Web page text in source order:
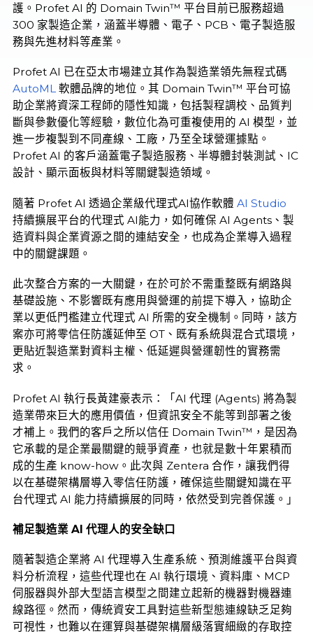
護。Profet AI 的 Domain Twin™ 平台目前已服務超過
300 家製造企業，涵蓋半導體、電子、PCB、電子製造服
務與先進材料等產業。
Profet AI 已在亞太市場建立其作為製造業領先無程式碼
AutoML 軟體品牌的地位。其 Domain Twin™ 平台可協
助企業將資深工程師的隱性知識，包括製程調校、品質判
斷與參數優化等經驗，數位化為可重複使用的 AI 模型，並
進一步複製到不同產線、工廠，乃至全球營運據點。
Profet AI 的客戶涵蓋電子製造服務、半導體封裝測試、IC
設計、顯示面板與材料等關鍵製造領域。
隨著 Profet AI 透過企業級代理式AI協作軟體AI Studio
持續擴展平台的代理式 AI能力，如何確保 AI Agents、製
造資料與企業資源之間的連結安全，也成為企業導入過程
中的關鍵課題。
此次整合方案的一大關鍵，在於可於不需重整既有網路與
基礎設施、不影響既有應用與營運的前提下導入，協助企
業以更低門檻建立代理式 AI 所需的安全機制。同時，該方
案亦可將零信任防護延伸至 OT、既有系統與混合式環境，
更貼近製造業對資料主權、低延遲與營運韌性的實務需
求。
Profet AI 執行長黃建豪表示：「AI 代理 (Agents) 將為製
造業帶來巨大的應用價值，但資訊安全不能等到部署之後
才補上。我們的客戶之所以信任 Domain Twin™，是因為
它承載的是企業最關鍵的競爭資產，也就是數十年累積而
成的生產 know-how。此次與 Zentera 合作，讓我們得
以在基礎架構層導入零信任防護，確保這些關鍵知識在平
台代理式 AI 能力持續擴展的同時，依然受到完善保護。」
補足製造業 AI 代理人的安全缺口
隨著製造企業將 AI 代理導入生產系統、預測維護平台與資
料分析流程，這些代理也在 AI 執行環境、資料庫、MCP
伺服器與外部大型語言模型之間建立起新的機器對機器連
線路徑。然而，傳統資安工具對這些新型態連線缺乏足夠
可視性，也難以在運算與基礎架構層級落實細緻的存取控